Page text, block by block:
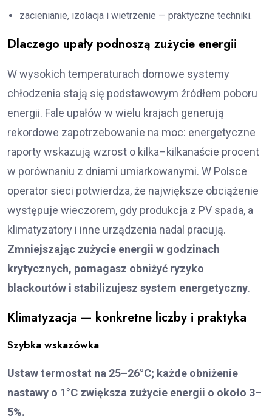
zacienianie, izolacja i wietrzenie — praktyczne techniki.
Dlaczego upały podnoszą zużycie energii
W wysokich temperaturach domowe systemy
chłodzenia stają się podstawowym źródłem poboru
energii. Fale upałów w wielu krajach generują
rekordowe zapotrzebowanie na moc: energetyczne
raporty wskazują wzrost o kilka–kilkanaście procent
w porównaniu z dniami umiarkowanymi. W Polsce
operator sieci potwierdza, że największe obciążenie
występuje wieczorem, gdy produkcja z PV spada, a
klimatyzatory i inne urządzenia nadal pracują.
Zmniejszając zużycie energii w godzinach
krytycznych, pomagasz obniżyć ryzyko
blackoutów i stabilizujesz system energetyczny.
Klimatyzacja — konkretne liczby i praktyka
Szybka wskazówka
Ustaw termostat na 25–26°C; każde obniżenie
nastawy o 1°C zwiększa zużycie energii o około 3–
5%.